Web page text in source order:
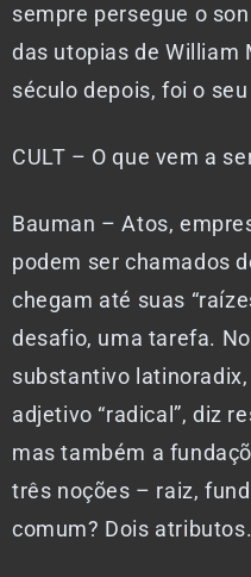
sempre persegue o
das utopias de William
século depois, foi o
CULT – O que vem a
Bauman – Atos,
podem ser chamados
chegam até suas
desafio, uma tarefa.
substantivo
adjetivo “radical”, diz
mas também a
três noções – raiz,
comum? Dois atributos.